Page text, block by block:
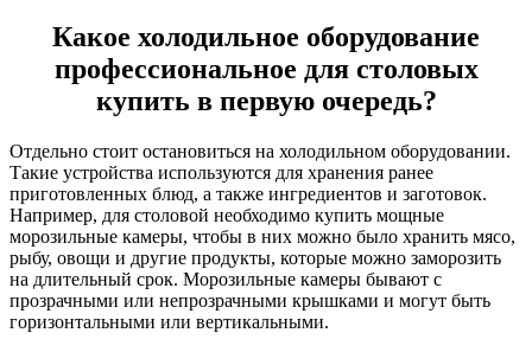
Какое холодильное оборудование
профессиональное для столовых
купить в первую очередь?
Отдельно стоит остановиться на холодильном оборудовании.
Такие устройства используются для хранения ранее
приготовленных блюд, а также ингредиентов и заготовок.
Например, для столовой необходимо купить мощные
морозильные камеры, чтобы в них можно было хранить мясо,
рыбу, овощи и другие продукты, которые можно заморозить
на длительный срок. Морозильные камеры бывают с
прозрачными или непрозрачными крышками и могут быть
горизонтальными или вертикальными.